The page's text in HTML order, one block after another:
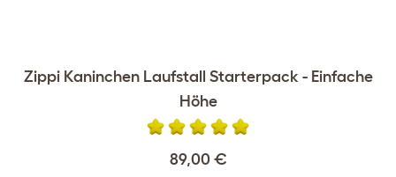
Zippi Kaninchen Laufstall Starterpack - Einfache
Höhe
89,00 €